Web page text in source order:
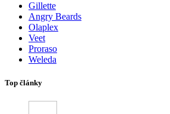
Gillette
Angry Beards
Olaplex
Veet
Proraso
Weleda
Top články